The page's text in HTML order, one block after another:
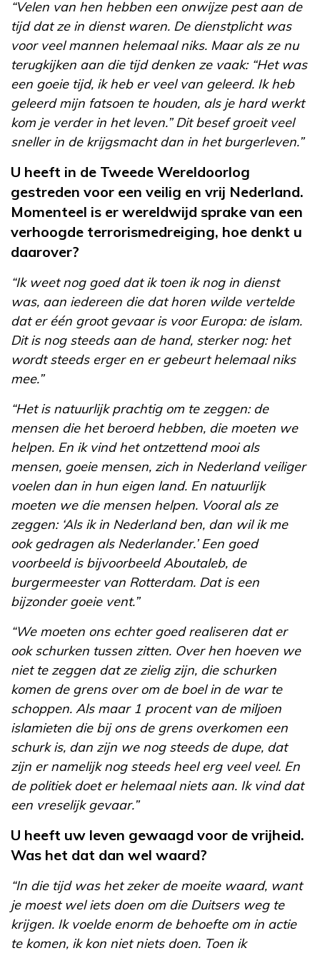
“Velen van hen hebben een onwijze pest aan de
tijd dat ze in dienst waren. De dienstplicht was
voor veel mannen helemaal niks. Maar als ze nu
terugkijken aan die tijd denken ze vaak: “Het was
een goeie tijd, ik heb er veel van geleerd. Ik heb
geleerd mijn fatsoen te houden, als je hard werkt
kom je verder in het leven.” Dit besef groeit veel
sneller in de krijgsmacht dan in het burgerleven.”
U heeft in de Tweede Wereldoorlog
gestreden voor een veilig en vrij Nederland.
Momenteel is er wereldwijd sprake van een
verhoogde terrorismedreiging, hoe denkt u
daarover?
“Ik weet nog goed dat ik toen ik nog in dienst
was, aan iedereen die dat horen wilde vertelde
dat er één groot gevaar is voor Europa: de islam.
Dit is nog steeds aan de hand, sterker nog: het
wordt steeds erger en er gebeurt helemaal niks
mee.”
“Het is natuurlijk prachtig om te zeggen: de
mensen die het beroerd hebben, die moeten we
helpen. En ik vind het ontzettend mooi als
mensen, goeie mensen, zich in Nederland veiliger
voelen dan in hun eigen land. En natuurlijk
moeten we die mensen helpen. Vooral als ze
zeggen: ‘Als ik in Nederland ben, dan wil ik me
ook gedragen als Nederlander.’ Een goed
voorbeeld is bijvoorbeeld Aboutaleb, de
burgermeester van Rotterdam. Dat is een
bijzonder goeie vent.”
“We moeten ons echter goed realiseren dat er
ook schurken tussen zitten. Over hen hoeven we
niet te zeggen dat ze zielig zijn, die schurken
komen de grens over om de boel in de war te
schoppen. Als maar 1 procent van de miljoen
islamieten die bij ons de grens overkomen een
schurk is, dan zijn we nog steeds de dupe, dat
zijn er namelijk nog steeds heel erg veel veel. En
de politiek doet er helemaal niets aan. Ik vind dat
een vreselijk gevaar.”
U heeft uw leven gewaagd voor de vrijheid.
Was het dat dan wel waard?
“In die tijd was het zeker de moeite waard, want
je moest wel iets doen om die Duitsers weg te
krijgen. Ik voelde enorm de behoefte om in actie
te komen, ik kon niet niets doen. Toen ik